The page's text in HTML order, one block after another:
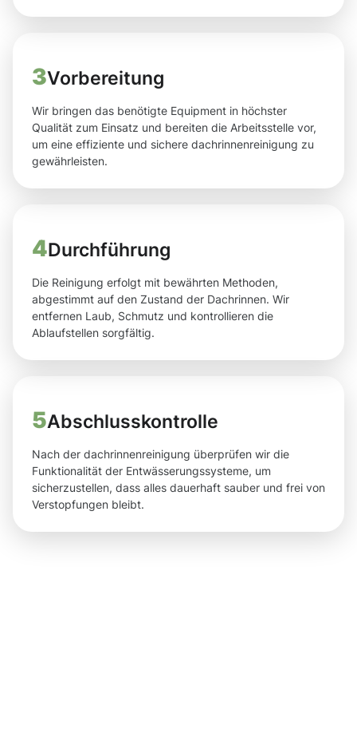
3Vorbereitung
Wir bringen das benötigte Equipment in höchster
Qualität zum Einsatz und bereiten die Arbeitsstelle vor,
um eine effiziente und sichere dachrinnenreinigung zu
gewährleisten.
4Durchführung
Die Reinigung erfolgt mit bewährten Methoden,
abgestimmt auf den Zustand der Dachrinnen. Wir
entfernen Laub, Schmutz und kontrollieren die
Ablaufstellen sorgfältig.
5Abschlusskontrolle
Nach der dachrinnenreinigung überprüfen wir die
Funktionalität der Entwässerungssysteme, um
sicherzustellen, dass alles dauerhaft sauber und frei von
Verstopfungen bleibt.